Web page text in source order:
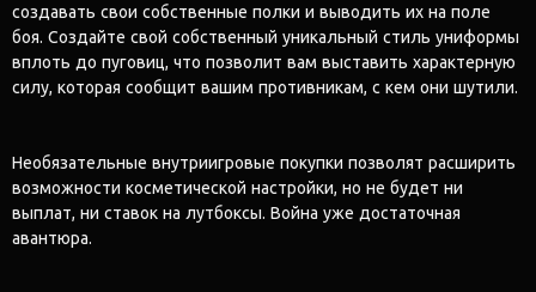
создавать свои собственные полки и выводить их на поле
боя. Создайте свой собственный уникальный стиль униформы
вплоть до пуговиц, что позволит вам выставить характерную
силу, которая сообщит вашим противникам, с кем они шутили.
Необязательные внутриигровые покупки позволят расширить
возможности косметической настройки, но не будет ни
выплат, ни ставок на лутбоксы. Война уже достаточная
авантюра.